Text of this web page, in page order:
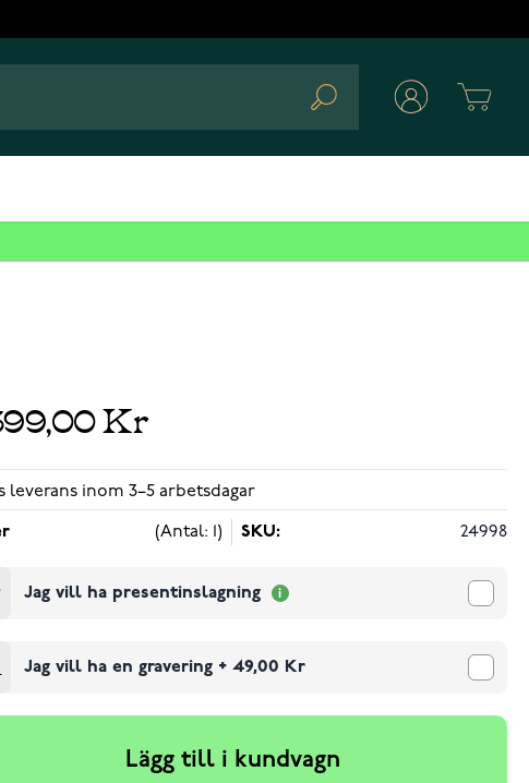
Search
Kr
leverans inom 3–5 arbetsdagar
(Antal: 1) SKU: 24998
Jag vill ha presentinslagning
Jag vill ha en gravering+ 49,00 Kr
Lägg till i kundvagn